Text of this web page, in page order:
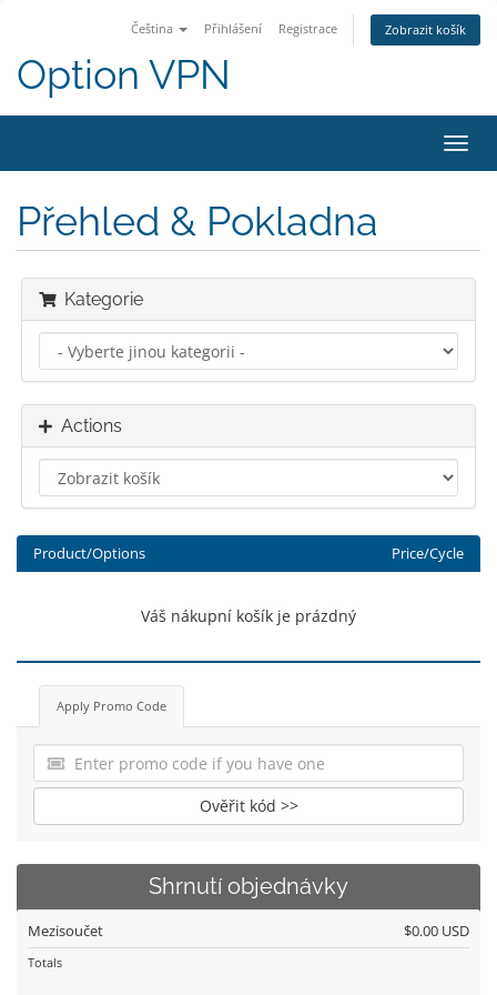
Čeština Přihlášení Registrace Zobrazit košík
Option VPN
Přehled & Pokladna
Kategorie
Actions
Product/Options Price/Cycle
Váš nákupní košík je prázdný
Apply Promo Code
Ověřit kód >>
Shrnutí objednávky
Mezisoučet $0.00 USD
Totals